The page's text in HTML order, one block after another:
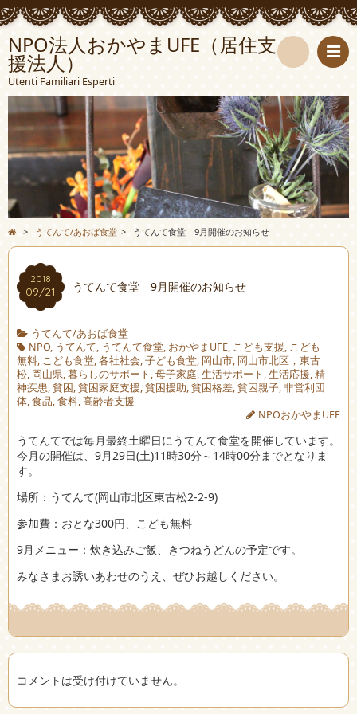
NPO法人おかやまUFE（居住支
援法人）
Utenti Familiari Esperti
索
> うてんて/あおば食堂 > うてんて食堂 9月開催のお知らせ
2018
09/21 うてんて食堂 9月開催のお知らせ
うてんて/あおば食堂
NPO, うてんて, うてんて食堂, おかやまUFE, こども支援, こども
無料, こども食堂,各社社会,子ども食堂, 岡山市, 岡山市北区，東古
松, 岡山県,暮らしのサポート,母子家庭,生活サポート,生活応援,精
神疾患,貧困,貧困家庭支援,貧困援助,貧困格差,貧困親子,非営利団
体,食品,食料,高齢者支援
NPOおかやまUFE
うてんてでは毎月最終土曜日にうてんて食堂を開催しています。
今月の開催は、9月29日(土)11時30分～14時00分までとなりま
す。
場所：うてんて(岡山市北区東古松2-2-9)
参加費：おとな300円、こども無料
9月メニュー：炊き込みご飯、きつねうどんの予定です。
みなさまお誘いあわせのうえ、ぜひお越しください。
コメントは受け付けていません。